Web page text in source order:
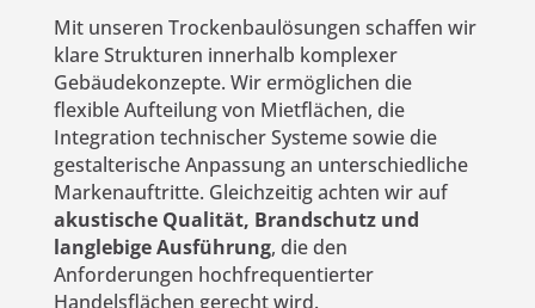
Mit unseren Trockenbaulösungen schaffen wir
klare Strukturen innerhalb komplexer
Gebäudekonzepte. Wir ermöglichen die
flexible Aufteilung von Mietflächen, die
Integration technischer Systeme sowie die
gestalterische Anpassung an unterschiedliche
Markenauftritte. Gleichzeitig achten wir auf
akustische Qualität, Brandschutz und
langlebige Ausführung, die den
Anforderungen hochfrequentierter
Handelsflächen gerecht wird.